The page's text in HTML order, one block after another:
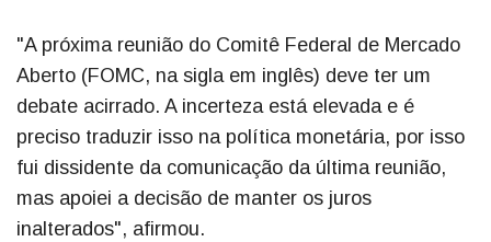
"A próxima reunião do Comitê Federal de Mercado
Aberto (FOMC, na sigla em inglês) deve ter um
debate acirrado. A incerteza está elevada e é
preciso traduzir isso na política monetária, por isso
fui dissidente da comunicação da última reunião,
mas apoiei a decisão de manter os juros
inalterados", afirmou.